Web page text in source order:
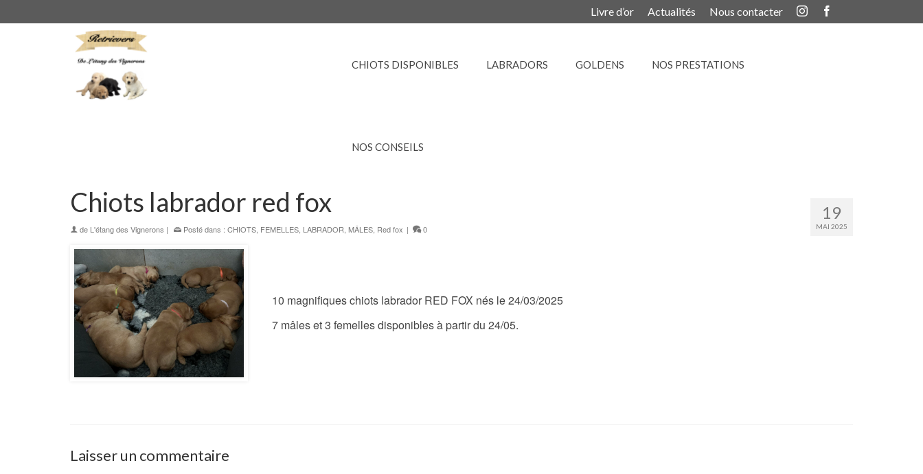
Livre d’or Actualités Nous contacter
CHIOTS DISPONIBLES LABRADORS GOLDENS NOS PRESTATIONS
NOS CONSEILS
19
MAI 2025
Chiots labrador red fox
de L'étang des Vignerons | Posté dans : CHIOTS FEMELLES LABRADOR MÂLES Red fox | 0
10 magnifiques chiots labrador RED FOX nés le 24/03/2025
7 mâles et 3 femelles disponibles à partir du 24/05.
Laisser un commentaire